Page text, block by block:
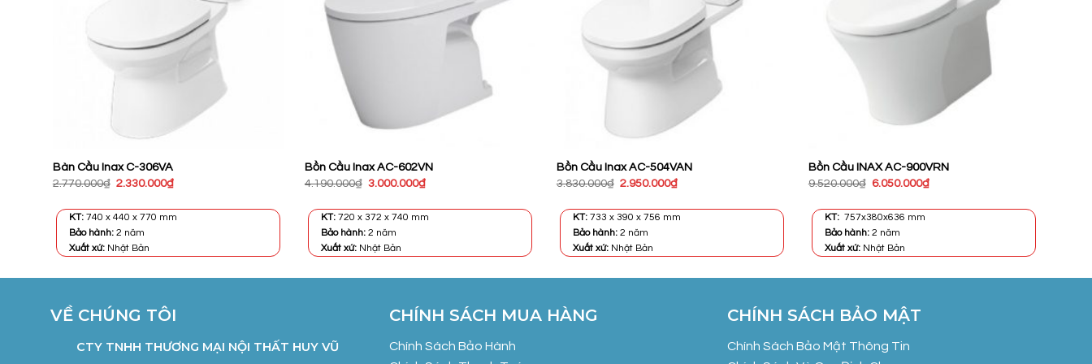
Bàn Cầu Inax C-306VA
2.770.000₫ Giá
2.770.000₫.
2.330.000₫Giá
là:
KT: 740 x 440 x 770 mm
Bảo hành:2 năm
Xuất xứ: Nhật Bản
Bồn Cầu Inax AC-602VN
4.190.000₫ Giá
4.190.000₫.
3.000.000₫Giá
là:
KT: 720 x 372 x 740 mm
Bảo hành:2 năm
Xuất xứ: Nhật Bản
Bồn Cầu Inax AC-504VAN
3.830.000₫ Giá
3.830.000₫.
2.950.000₫Giá
là:
KT: 733 x 390 x 756 mm
Bảo hành:2 năm
Xuất xứ: Nhật Bản
Bồn Cầu INAX AC-900VRN
9.520.000₫ Giá
9.520.000₫.
6.050.000₫Giá
KT: 757x380x636 mm
Bảo hành:2 năm
Xuất xứ: Nhật Bản
VỀ CHÚNG TÔI
CTY TNHH THƯƠNG MẠI NỘI THẤT HUY VŨ
CHÍNH SÁCH MUA HÀNG
Chính Sách Bảo Hành
CHÍNH SÁCH BẢO MẬT
Chính Sách Bảo Mật Thông Tin